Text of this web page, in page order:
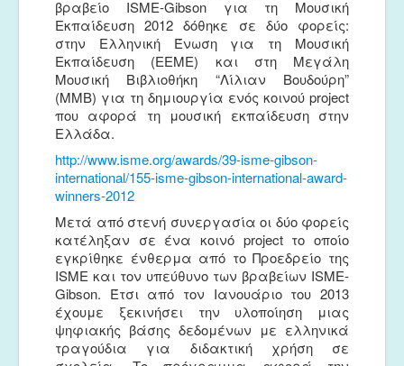
βραβείο ISME-Gibson για τη Μουσική
Εκπαίδευση 2012 δόθηκε σε δύο φορείς:
στην Ελληνική Ένωση για τη Μουσική
Εκπαίδευση (ΕΕΜΕ) και στη Μεγάλη
Μουσική Βιβλιοθήκη “Λίλιαν Βουδούρη”
(ΜΜΒ) για τη δημιουργία ενός κοινού project
που αφορά τη μουσική εκπαίδευση στην
Ελλάδα.
http://www.isme.org/awards/39-isme-gibson-
international/155-isme-gibson-international-award-
winners-2012
Μετά από στενή συνεργασία οι δύο φορείς
κατέληξαν σε ένα κοινό project το οποίο
εγκρίθηκε ένθερμα από το Προεδρείο της
ISME και τον υπεύθυνο των βραβείων ISME-
Gibson. Έτσι από τον Ιανουάριο του 2013
έχουμε ξεκινήσει την υλοποίηση μιας
ψηφιακής βάσης δεδομένων με ελληνικά
τραγούδια για διδακτική χρήση σε